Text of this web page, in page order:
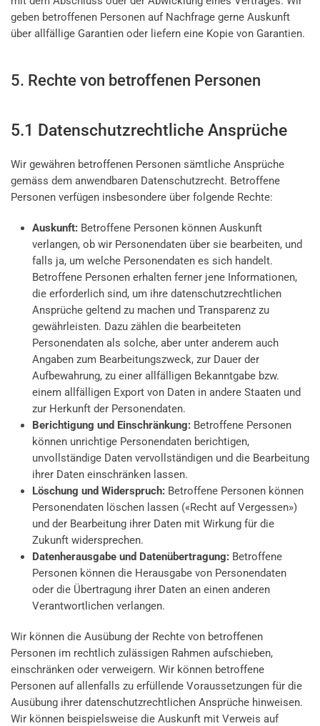
geben betroffenen Personen auf Nachfrage gerne Auskunft
über allfällige Garantien oder liefern eine Kopie von Garantien.
5. Rechte von betroffenen Personen
5.1 Datenschutzrechtliche Ansprüche
Wir gewähren betroffenen Personen sämtliche Ansprüche
gemäss dem anwendbaren Datenschutzrecht. Betroffene
Personen verfügen insbesondere über folgende Rechte:
Auskunft: Betroffene Personen können Auskunft
verlangen, ob wir Personendaten über sie bearbeiten, und
falls ja, um welche Personendaten es sich handelt.
Betroffene Personen erhalten ferner jene Informationen,
die erforderlich sind, um ihre datenschutzrechtlichen
Ansprüche geltend zu machen und Transparenz zu
gewährleisten. Dazu zählen die bearbeiteten
Personendaten als solche, aber unter anderem auch
Angaben zum Bearbeitungszweck, zur Dauer der
Aufbewahrung, zu einer allfälligen Bekanntgabe bzw.
einem allfälligen Export von Daten in andere Staaten und
zur Herkunft der Personendaten.
Berichtigung und Einschränkung: Betroffene Personen
können unrichtige Personendaten berichtigen,
unvollständige Daten vervollständigen und die Bearbeitung
ihrer Daten einschränken lassen.
Löschung und Widerspruch: Betroffene Personen können
Personendaten löschen lassen («Recht auf Vergessen»)
und der Bearbeitung ihrer Daten mit Wirkung für die
Zukunft widersprechen.
Datenherausgabe und Datenübertragung: Betroffene
Personen können die Herausgabe von Personendaten
oder die Übertragung ihrer Daten an einen anderen
Verantwortlichen verlangen.
Wir können die Ausübung der Rechte von betroffenen
Personen im rechtlich zulässigen Rahmen aufschieben,
einschränken oder verweigern. Wir können betroffene
Personen auf allenfalls zu erfüllende Voraussetzungen für die
Ausübung ihrer datenschutzrechtlichen Ansprüche hinweisen.
Wir können beispielsweise die Auskunft mit Verweis auf